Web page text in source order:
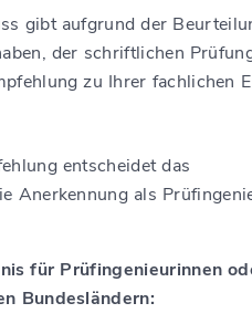
gibt aufgrund der
der schriftlichen
zu Ihrer fachlichen
entscheidet das
Anerkennung als
für Prüfingenieurinnen
Bundesländern: